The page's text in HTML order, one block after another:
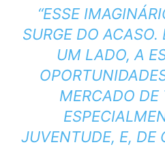
“ESSE
SURGE DO ACASO.
UM LADO, A
MERCADO DE
JUVENTUDE, E, DE